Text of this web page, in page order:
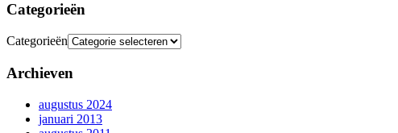
Categorieën
Categorieën
Archieven
augustus 2024
januari 2013